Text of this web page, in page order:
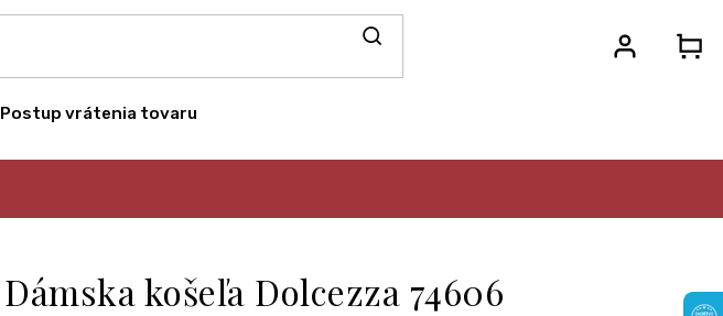
Postup vrátenia tovaru
Dámska košeľa Dolcezza 74606